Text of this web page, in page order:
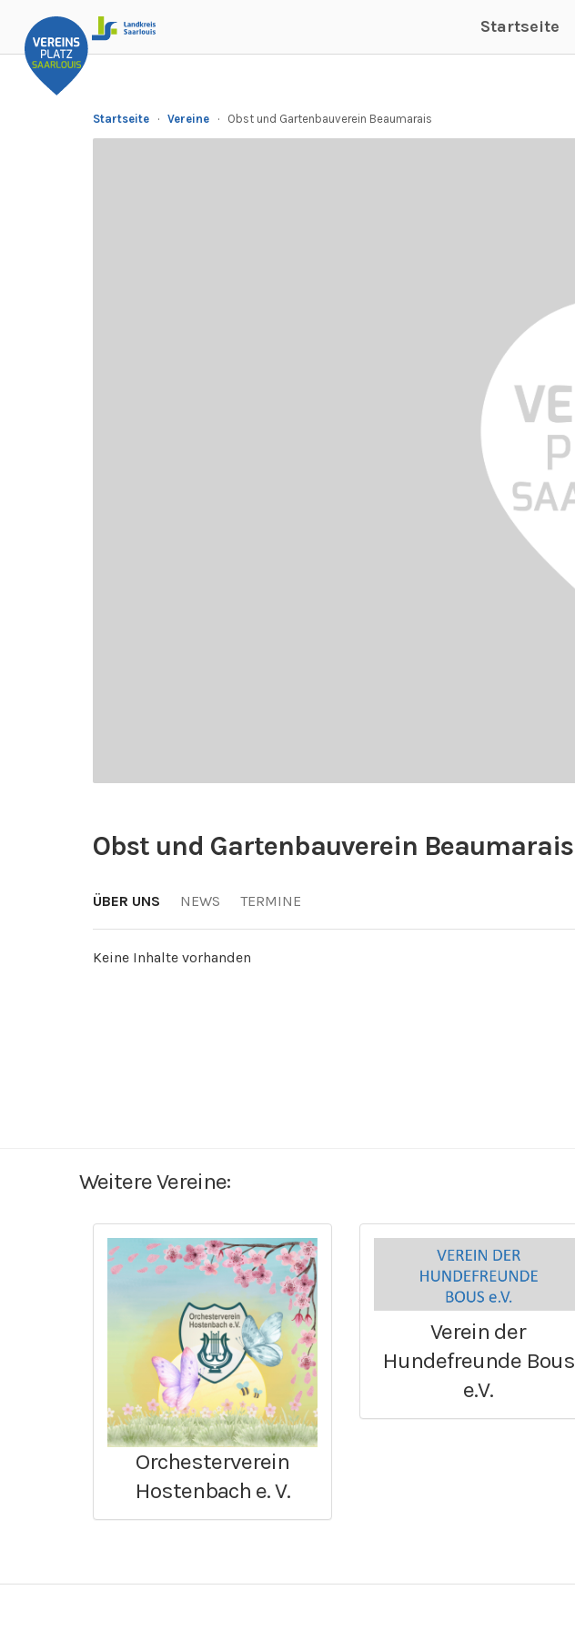
Startseite
Startseite · Vereine · Obst und Gartenbauverein Beaumarais
Obst und Gartenbauverein Beaumarais
ÜBER UNS NEWS TERMINE
Keine Inhalte vorhanden
Weitere Vereine:
Orchesterverein
Hostenbach e. V.
Verein der
Hundefreunde Bous
e.V.